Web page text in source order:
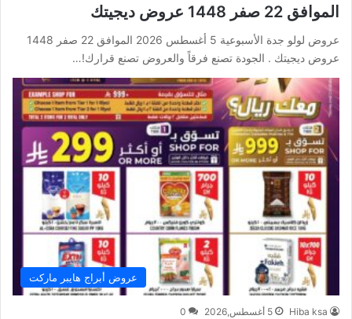
الموافق 22 صفر 1448 عروض ديجيتك
عروض لولو جدة الأسبوعية 5 أغسطس 2026 الموافق 22 صفر 1448
عروض ديجيتك . الجودة تصنع فرقاً والعروض تصنع قرارك!…
عروض أبراج هايبر ماركت
Hiba ksa 5 أغسطس,2026 0